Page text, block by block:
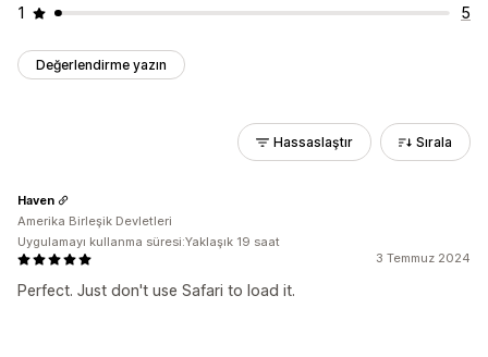
1
5
Değerlendirme yazın
Hassaslaştır Sırala
3 Temmuz 2024
Perfect. Just don't use Safari to load it.
Haven
Amerika Birleşik Devletleri
Uygulamayı kullanma süresi:Yaklaşık 19 saat